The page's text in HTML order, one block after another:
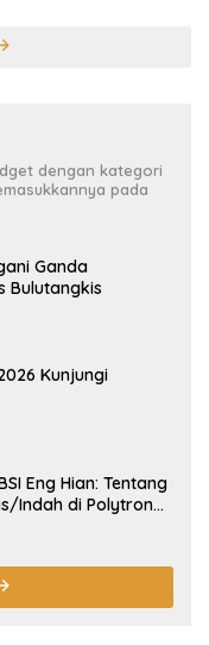
dengan kategori
pada
Ganda
Bulutangkis
Kunjungi
Eng Hian: Tentang
Indah di Polytron